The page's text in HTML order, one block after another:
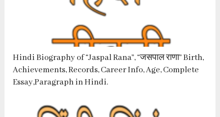
Hindi Biography of “Jaspal Rana”, “जसपाल राणा” Birth,
Achievements, Records, Career Info, Age, Complete
Essay,Paragraph in Hindi.